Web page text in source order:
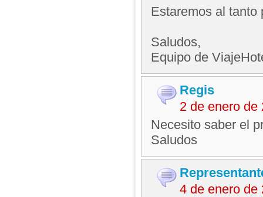
Estaremos al tanto
Saludos,
Equipo de
Regis
2 de enero de
Necesito saber el
Saludos
4 de enero de